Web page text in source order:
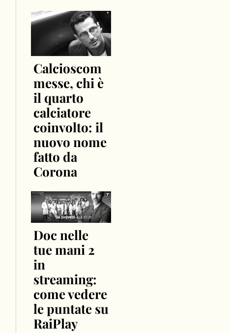
Calcioscom
messe, chi è
il quarto
calciatore
coinvolto: il
nuovo nome
fatto da
Corona
Doc nelle
tue mani 2
in
streaming:
come vedere
le puntate su
RaiPlay